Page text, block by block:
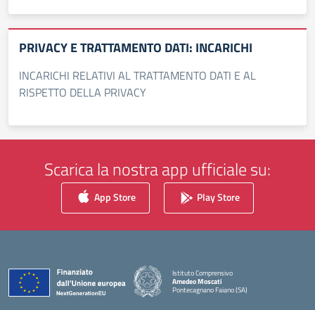
PRIVACY E TRATTAMENTO DATI: INCARICHI
INCARICHI RELATIVI AL TRATTAMENTO DATI E AL
RISPETTO DELLA PRIVACY
Scarica la nostra app ufficiale su:
App Store Play Store
Istituto Comprensivo
Amedeo Moscati
Pontecagnano Faiano (SA)
— Visita la pagina iniziale della scuola